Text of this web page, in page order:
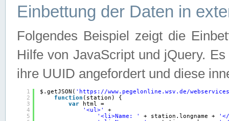
Einbettung der Daten in
Folgendes Beispiel zeigt die
Hilfe von JavaScript und jQuery.
ihre UUID angefordert und diese
1
2
3
4
5
$.getJSON( ' https://www.pegelonline.wsv.de/
function (station) {
var
html =
'<ul>'
+
'<li>Name: '
+ station.longname +